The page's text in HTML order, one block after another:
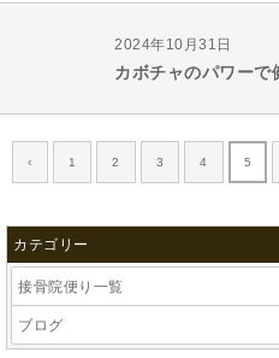
2024年10月31日
カボチャのパワーで
‹ 1 2 3 4 5
カテゴリー
接骨院便り一覧
ブログ